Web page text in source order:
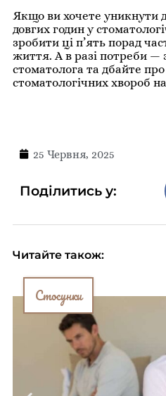
Якщо ви хочете уникнути
довгих годин у
зробити ці п’ять порад
життя. А в разі потреби —
стоматолога та дбайте
стоматологічних хвороб
25 Червня, 2025
Поділитись у:
Читайте також:
Стосунки